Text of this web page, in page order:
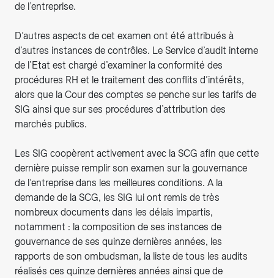
de l’entreprise.
D’autres aspects de cet examen ont été attribués à
d’autres instances de contrôles. Le Service d’audit interne
de l’Etat est chargé d’examiner la conformité des
procédures RH et le traitement des conflits d’intérêts,
alors que la Cour des comptes se penche sur les tarifs de
SIG ainsi que sur ses procédures d’attribution des
marchés publics.
Les SIG coopèrent activement avec la SCG afin que cette
dernière puisse remplir son examen sur la gouvernance
de l’entreprise dans les meilleures conditions. A la
demande de la SCG, les SIG lui ont remis de très
nombreux documents dans les délais impartis,
notamment : la composition de ses instances de
gouvernance de ses quinze dernières années, les
rapports de son ombudsman, la liste de tous les audits
réalisés ces quinze dernières années ainsi que de